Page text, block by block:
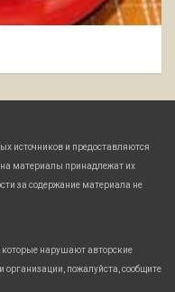
источников и предоставляются
материалы принадлежат их
за содержание материала не
нарушают авторские
пожалуйста, сообщите